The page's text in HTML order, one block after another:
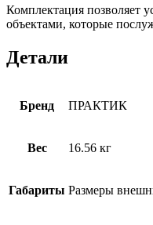
Комплектация позволяет
объектами, которые
Детали
Бренд ПРАКТИК
Вес 16.56 кг
Габариты Размеры